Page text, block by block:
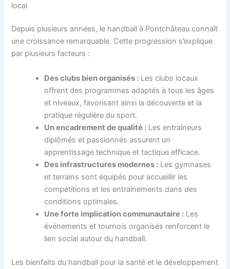
local
Depuis plusieurs années, le handball à Pontchâteau connaît
une croissance remarquable. Cette progression s’explique
par plusieurs facteurs :
Des clubs bien organisés : Les clubs locaux
offrent des programmes adaptés à tous les âges
et niveaux, favorisant ainsi la découverte et la
pratique régulière du sport.
Un encadrement de qualité : Les entraîneurs
diplômés et passionnés assurent un
apprentissage technique et tactique efficace.
Des infrastructures modernes : Les gymnases
et terrains sont équipés pour accueillir les
compétitions et les entraînements dans des
conditions optimales.
Une forte implication communautaire : Les
événements et tournois organisés renforcent le
lien social autour du handball.
Les bienfaits du handball pour la santé et le développement